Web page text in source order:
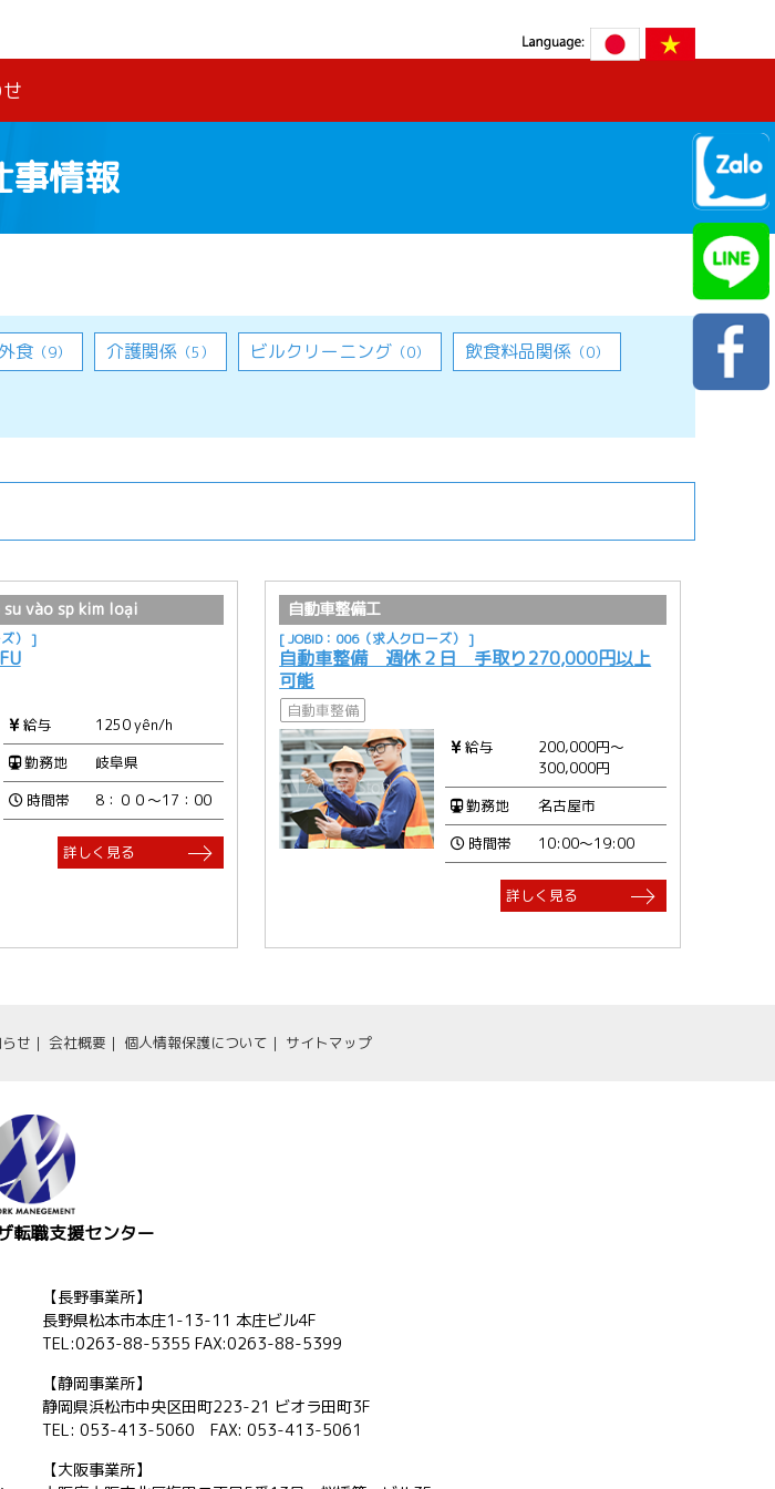
事情報
食 （9） 介護関係 （5） ビルクリーニング （0） 飲食料品関係 （0）
vào sp kim loại
） ]
給与
1250 yên/h
勤務地
岐阜県
時間帯
8：００～17：00
詳しく見る
自動車整備工
[ JOBID：006（求人クローズ） ]
自動車整備 週休２日 手取り270,000円以上
可能
自動車整備
給与
200,000円～
300,000円
勤務地
名古屋市
時間帯
10:00～19:00
詳しく見る
せ 会社概要 個人情報保護について サイトマップ
転職支援センター
【長野事業所】
長野県松本市本庄1-13-11 本庄ビル4F
TEL:0263-88-5355 FAX:0263-88-5399
【静岡事業所】
静岡県浜松市中央区田町223-21 ビオラ田町3F
TEL: 053-413-5060 FAX: 053-413-5061
【大阪事業所】